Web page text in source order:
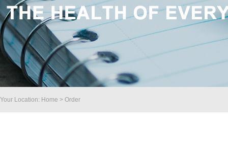
Your Location: Home > Order